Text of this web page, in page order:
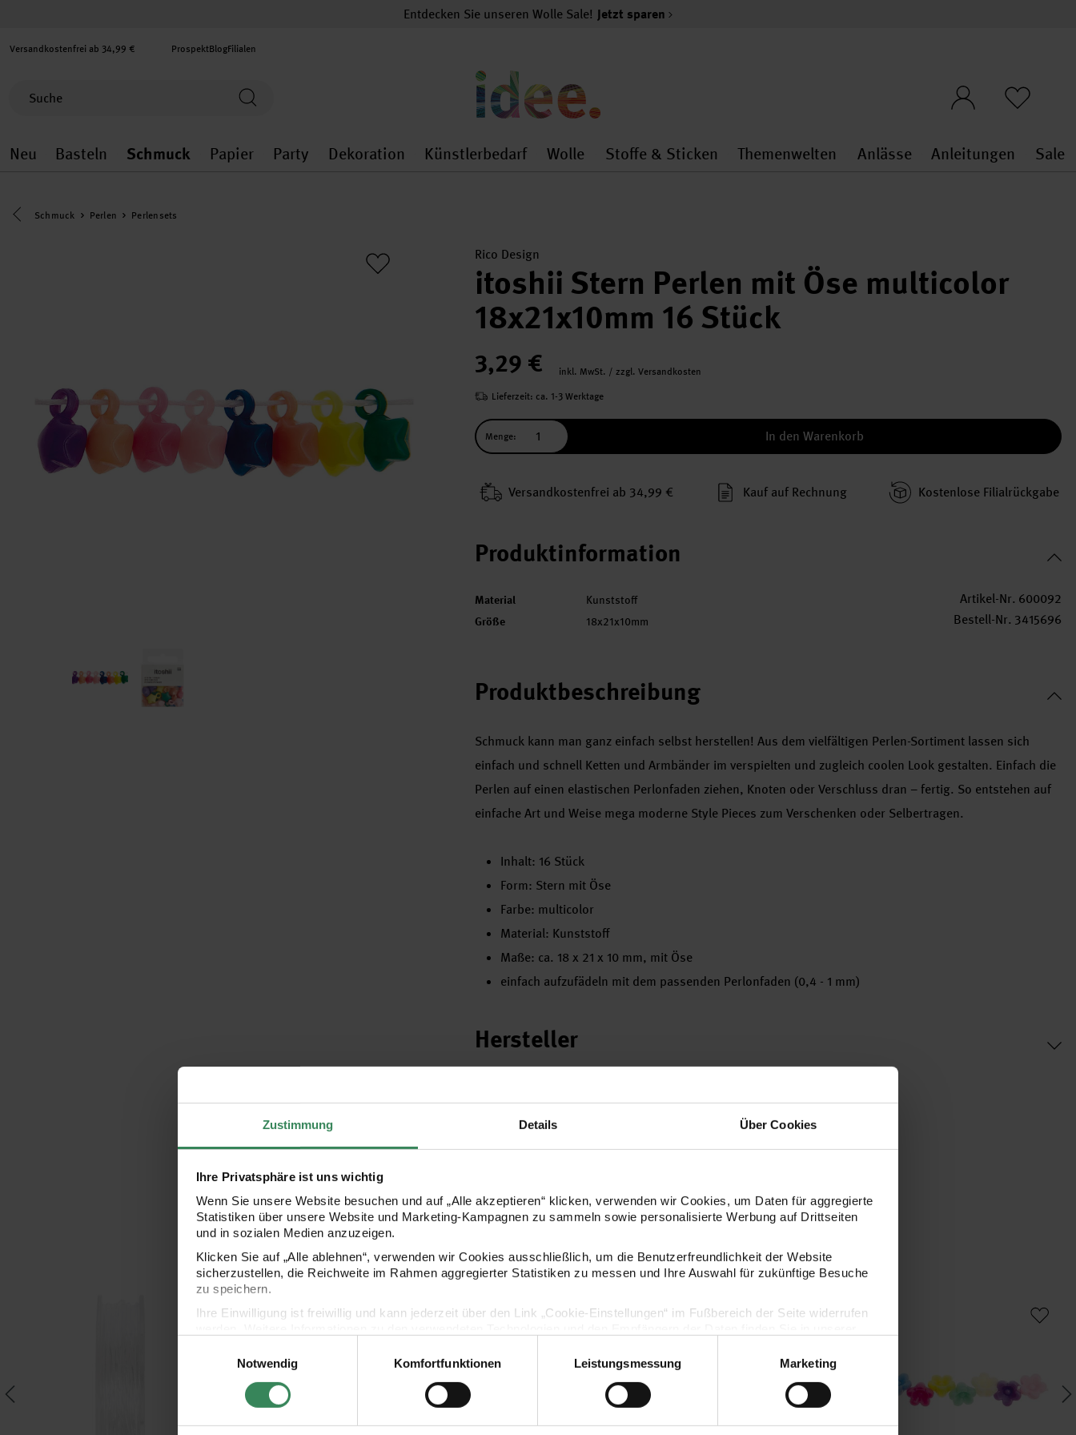
Zustimmung Details Über Cookies
Ihre Privatsphäre ist uns wichtig
Wenn Sie unsere Website besuchen und auf „Alle akzeptieren“ klicken, verwenden wir Cookies, um Daten für aggregierte
Statistiken über unsere Website und Marketing-Kampagnen zu sammeln sowie personalisierte Werbung auf Drittseiten
und in sozialen Medien anzuzeigen.
Klicken Sie auf „Alle ablehnen“, verwenden wir Cookies ausschließlich, um die Benutzerfreundlichkeit der Website
sicherzustellen, die Reichweite im Rahmen aggregierter Statistiken zu messen und Ihre Auswahl für zukünftige Besuche
zu speichern.
Ihre Einwilligung ist freiwillig und kann jederzeit über den Link „Cookie-Einstellungen“ im Fußbereich der Seite widerrufen
Impressum
Datenschutz Vertrag widerrufen
Notwendig
Komfortfunktionen Leistungsmessung Marketing
Entdecken Sie unseren Wolle Sale! Jetzt sparen
Versandkostenfrei ab 34,99 € ProspektBlogFilialen
Neu
Neu general.openMenu
Basteln
Basteln general.openMenu
Schmuck
Schmuck general.openMenu
Papier
Papier general.openMenu
Party
Party general.openMenu
Dekoration
Dekoration general.openMenu
Künstlerbedarf
Künstlerbedarf general.openMenu
Wolle
Wolle general.openMenu
Stoffe & Sticken
Stoffe & Sticken general.openMenu
Themenwelten
Themenwelten
Anlässe
Anlässe
Anleitungen Sale
Eine Kategorie zurück navigieren
Schmuck Perlen Perlensets
Rico Design
itoshii Stern Perlen mit Öse multicolor
18x21x10mm 16 Stück
3,29 €
inkl. MwSt. / zzgl. Versandkosten
Lieferzeit: ca. 1-3 Werktage
Menge: In den Warenkorb
Versand­kosten­frei ab 34,99 € Kauf auf Rechnung Kosten­lose Filial­rückgabe
Produktinformation
Material Kunststoff
Größe 18x21x10mm
Artikel-Nr. 600092
Bestell-Nr. 3415696
Produktbeschreibung
Schmuck kann man ganz einfach selbst herstellen! Aus dem vielfältigen Perlen-Sortiment lassen sich
einfach und schnell Ketten und Armbänder im verspielten und zugleich coolen Look gestalten. Einfach die
Perlen auf einen elastischen Perlonfaden ziehen, Knoten oder Verschluss dran – fertig. So entstehen auf
einfache Art und Weise mega moderne Style Pieces zum Verschenken oder Selbertragen.
Inhalt: 16 Stück
Form: Stern mit Öse
Farbe: multicolor
Material: Kunststoff
Maße: ca. 18 x 21 x 10 mm, mit Öse
einfach aufzufädeln mit dem passenden Perlonfaden (0,4 - 1 mm)
Hersteller
Kaufempfehlung
itoshii Perlonfaden elastisch transparent 1mm 3m